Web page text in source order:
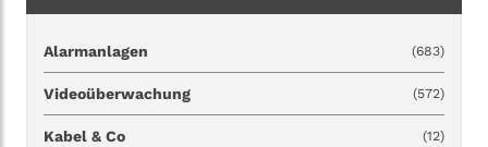
Alarmanlagen (683)
Videoüberwachung (572)
Kabel & Co (12)